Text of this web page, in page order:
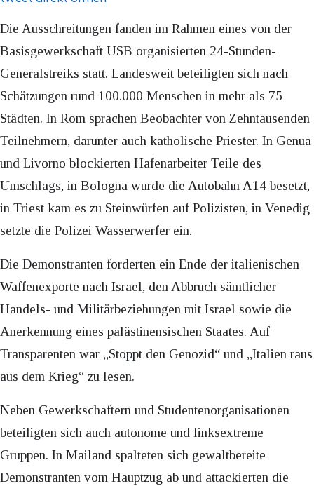
Die Ausschreitungen fanden im Rahmen eines von der
Basisgewerkschaft USB organisierten 24-Stunden-
Generalstreiks statt. Landesweit beteiligten sich nach
Schätzungen rund 100.000 Menschen in mehr als 75
Städten. In Rom sprachen Beobachter von Zehntausenden
Teilnehmern, darunter auch katholische Priester. In Genua
und Livorno blockierten Hafenarbeiter Teile des
Umschlags, in Bologna wurde die Autobahn A14 besetzt,
in Triest kam es zu Steinwürfen auf Polizisten, in Venedig
setzte die Polizei Wasserwerfer ein.
Die Demonstranten forderten ein Ende der italienischen
Waffenexporte nach Israel, den Abbruch sämtlicher
Handels- und Militärbeziehungen mit Israel sowie die
Anerkennung eines palästinensischen Staates. Auf
Transparenten war „Stoppt den Genozid“ und „Italien raus
aus dem Krieg“ zu lesen.
Neben Gewerkschaftern und Studentenorganisationen
beteiligten sich auch autonome und linksextreme
Gruppen. In Mailand spalteten sich gewaltbereite
Demonstranten vom Hauptzug ab und attackierten die